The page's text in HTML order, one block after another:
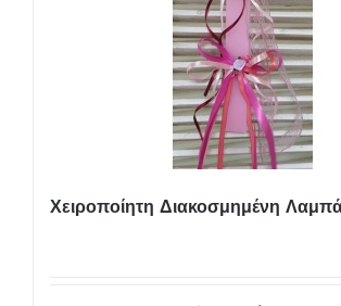
Χειροποίητη Διακοσμημένη